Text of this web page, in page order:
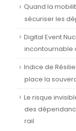
Quand la
sécuriser les
Digital Event
incontournable
Indice de
place la
Le risque
des
rail